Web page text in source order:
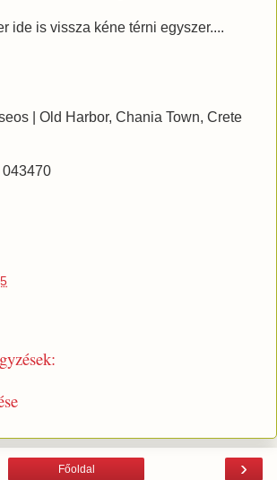
ide is vissza kéne térni egyszer....
| Old Harbor, Chania Town, Crete
043470
›
Főoldal